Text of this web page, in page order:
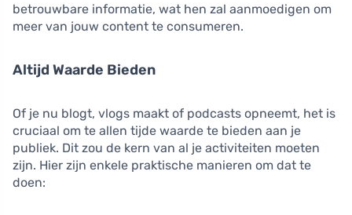
betrouwbare informatie, wat hen zal aanmoedigen om
meer van jouw content te consumeren.
Altijd Waarde Bieden
Of je nu blogt, vlogs maakt of podcasts opneemt, het is
cruciaal om te allen tijde waarde te bieden aan je
publiek. Dit zou de kern van al je activiteiten moeten
zijn. Hier zijn enkele praktische manieren om dat te
doen: